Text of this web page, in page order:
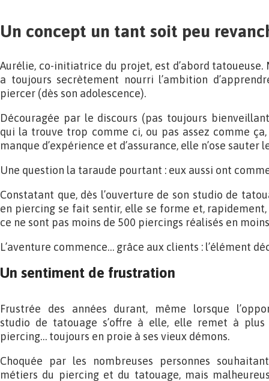
Un concept un tant soit peu
Aurélie, co-initiatrice du projet, est d’abord tatoueuse.
a toujours secrètement nourri l’ambition
piercer (dès son adolescence).
Découragée par le discours (pas toujours
qui la trouve trop comme ci, ou pas assez comme
manque d’expérience et d’assurance, elle n’ose sauter
Une question la taraude pourtant : eux aussi ont
Constatant que, dès l’ouverture de son studio de
en piercing se fait sentir, elle se forme et,
ce ne sont pas moins de 500 piercings réalisés en
L’aventure commence… grâce aux clients : l’élément
Un sentiment de frustration
Frustrée des années durant, même lorsque
studio de tatouage s’offre à elle, elle remet à plus
piercing… toujours en proie à ses vieux démons.
Choquée par les nombreuses personnes
métiers du piercing et du tatouage, mais